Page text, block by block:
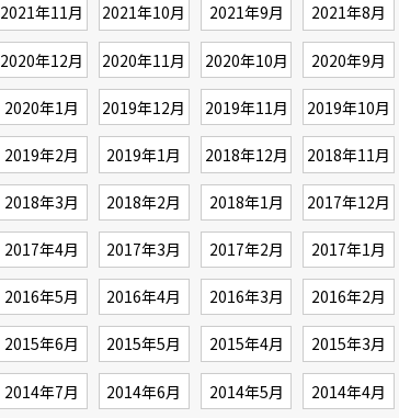
2021年11月 2021年10月 2021年9月 2021年8月
2020年12月 2020年11月 2020年10月 2020年9月
2020年1月 2019年12月 2019年11月 2019年10月
2019年2月 2019年1月 2018年12月 2018年11月
2018年3月 2018年2月 2018年1月 2017年12月
2017年4月 2017年3月 2017年2月 2017年1月
2016年5月 2016年4月 2016年3月 2016年2月
2015年6月 2015年5月 2015年4月 2015年3月
2014年7月 2014年6月 2014年5月 2014年4月